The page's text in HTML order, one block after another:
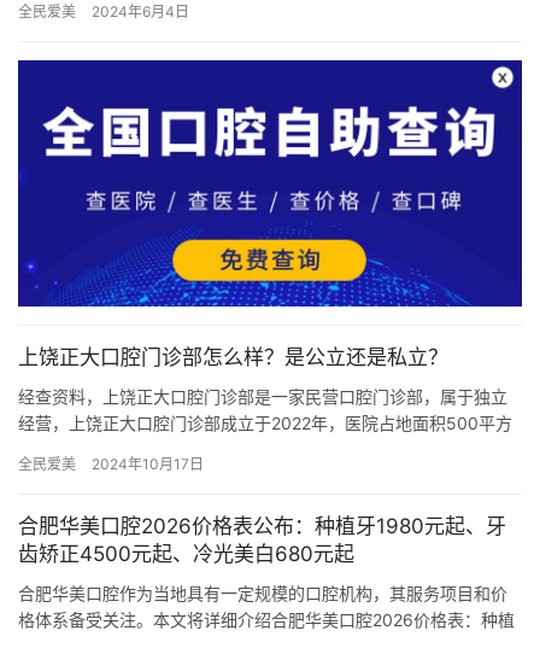
牙/…
全民爱美 2024年6月4日
上饶正大口腔门诊部怎么样？是公立还是私立？
经查资料，上饶正大口腔门诊部是一家民营口腔门诊部，属于独立
经营，上饶正大口腔门诊部成立于2022年，医院占地面积500平方
全民爱美 2024年10月17日
合肥华美口腔2026价格表公布：种植牙1980元起、牙
齿矫正4500元起、冷光美白680元起
合肥华美口腔作为当地具有一定规模的口腔机构，其服务项目和价
格体系备受关注。本文将详细介绍合肥华美口腔2026价格表：种植